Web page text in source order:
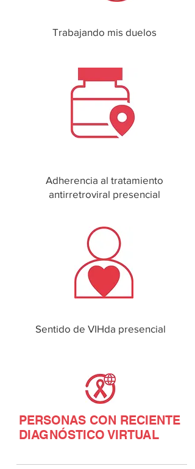
Trabajando mis duelos
PERSONAS CON RECIENTE
DIAGNÓSTICO VIRTUAL
Adherencia al tratamiento
antirretroviral presencial
Sentido de VIHda presencial